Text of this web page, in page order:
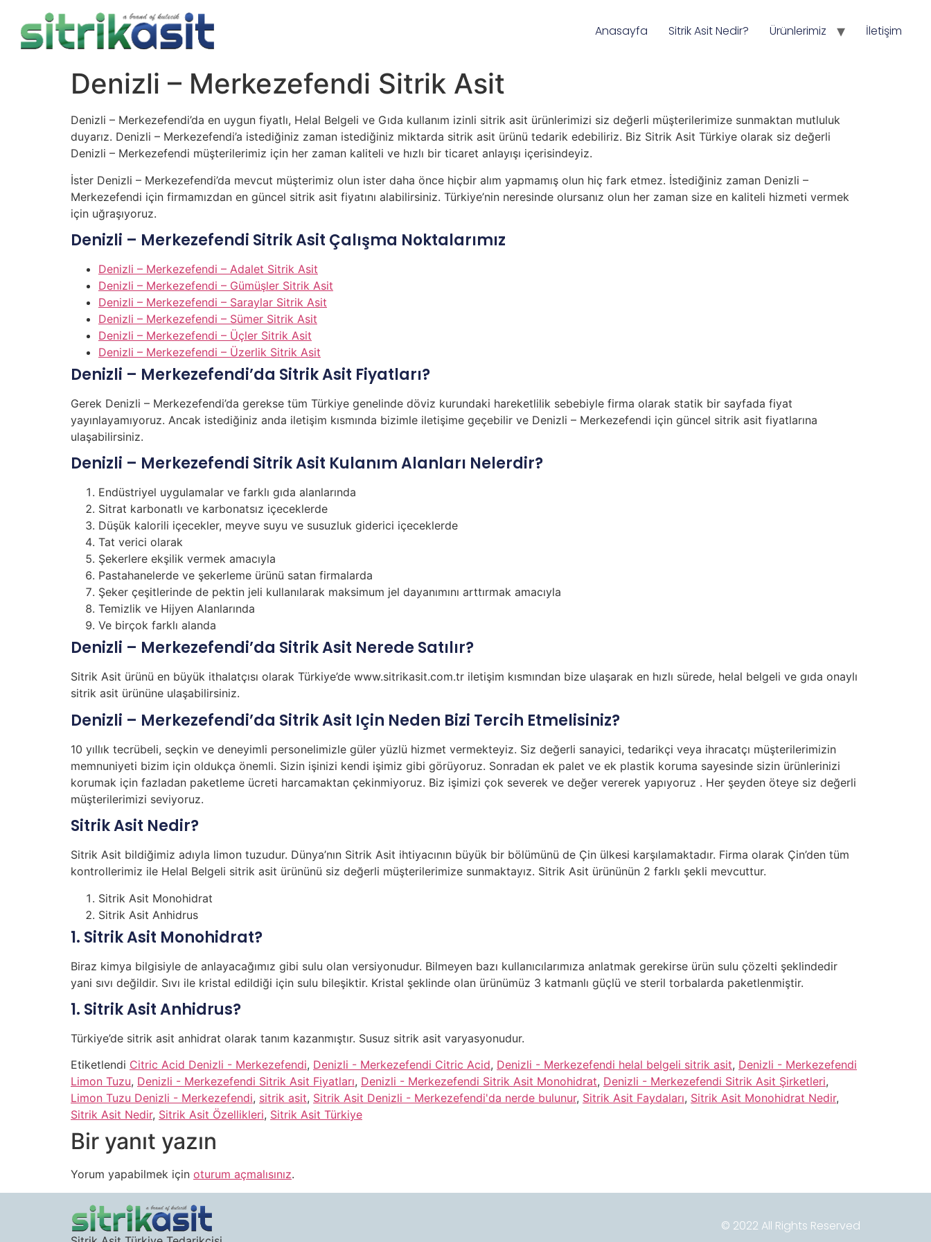
Anasayfa Sitrik Asit Nedir? Ürünlerimiz İletişim
Denizli – Merkezefendi Sitrik Asit
Denizli – Merkezefendi’da en uygun fiyatlı, Helal Belgeli ve Gıda kullanım izinli sitrik asit ürünlerimizi siz değerli müşterilerimize sunmaktan mutluluk
duyarız. Denizli – Merkezefendi’a istediğiniz zaman istediğiniz miktarda sitrik asit ürünü tedarik edebiliriz. Biz Sitrik Asit Türkiye olarak siz değerli
Denizli – Merkezefendi müşterilerimiz için her zaman kaliteli ve hızlı bir ticaret anlayışı içerisindeyiz.
İster Denizli – Merkezefendi’da mevcut müşterimiz olun ister daha önce hiçbir alım yapmamış olun hiç fark etmez. İstediğiniz zaman Denizli –
Merkezefendi için firmamızdan en güncel sitrik asit fiyatını alabilirsiniz. Türkiye’nin neresinde olursanız olun her zaman size en kaliteli hizmeti vermek
için uğraşıyoruz.
Denizli – Merkezefendi Sitrik Asit Çalışma Noktalarımız
Denizli – Merkezefendi – Adalet Sitrik Asit
Denizli – Merkezefendi – Gümüşler Sitrik Asit
Denizli – Merkezefendi – Saraylar Sitrik Asit
Denizli – Merkezefendi – Sümer Sitrik Asit
Denizli – Merkezefendi – Üçler Sitrik Asit
Denizli – Merkezefendi – Üzerlik Sitrik Asit
Denizli – Merkezefendi’da Sitrik Asit Fiyatları?
Gerek Denizli – Merkezefendi’da gerekse tüm Türkiye genelinde döviz kurundaki hareketlilik sebebiyle firma olarak statik bir sayfada fiyat
yayınlayamıyoruz. Ancak istediğiniz anda iletişim kısmında bizimle iletişime geçebilir ve Denizli – Merkezefendi için güncel sitrik asit fiyatlarına
ulaşabilirsiniz.
Denizli – Merkezefendi Sitrik Asit Kulanım Alanları Nelerdir?
Endüstriyel uygulamalar ve farklı gıda alanlarında
Sitrat karbonatlı ve karbonatsız içeceklerde
Düşük kalorili içecekler, meyve suyu ve susuzluk giderici içeceklerde
Tat verici olarak
Şekerlere ekşilik vermek amacıyla
Pastahanelerde ve şekerleme ürünü satan firmalarda
Şeker çeşitlerinde de pektin jeli kullanılarak maksimum jel dayanımını arttırmak amacıyla
Temizlik ve Hijyen Alanlarında
Ve birçok farklı alanda
Denizli – Merkezefendi’da Sitrik Asit Nerede Satılır?
Sitrik Asit ürünü en büyük ithalatçısı olarak Türkiye’de www.sitrikasit.com.tr iletişim kısmından bize ulaşarak en hızlı sürede, helal belgeli ve gıda onaylı
sitrik asit ürününe ulaşabilirsiniz.
Denizli – Merkezefendi’da Sitrik Asit Için Neden Bizi Tercih Etmelisiniz?
10 yıllık tecrübeli, seçkin ve deneyimli personelimizle güler yüzlü hizmet vermekteyiz. Siz değerli sanayici, tedarikçi veya ihracatçı müşterilerimizin
memnuniyeti bizim için oldukça önemli. Sizin işinizi kendi işimiz gibi görüyoruz. Sonradan ek palet ve ek plastik koruma sayesinde sizin ürünlerinizi
korumak için fazladan paketleme ücreti harcamaktan çekinmiyoruz. Biz işimizi çok severek ve değer vererek yapıyoruz . Her şeyden öteye siz değerli
müşterilerimizi seviyoruz.
Sitrik Asit Nedir?
Sitrik Asit bildiğimiz adıyla limon tuzudur. Dünya’nın Sitrik Asit ihtiyacının büyük bir bölümünü de Çin ülkesi karşılamaktadır. Firma olarak Çin’den tüm
kontrollerimiz ile Helal Belgeli sitrik asit ürününü siz değerli müşterilerimize sunmaktayız. Sitrik Asit ürününün 2 farklı şekli mevcuttur.
Sitrik Asit Monohidrat
Sitrik Asit Anhidrus
1. Sitrik Asit Monohidrat?
Biraz kimya bilgisiyle de anlayacağımız gibi sulu olan versiyonudur. Bilmeyen bazı kullanıcılarımıza anlatmak gerekirse ürün sulu çözelti şeklindedir
yani sıvı değildir. Sıvı ile kristal edildiği için sulu bileşiktir. Kristal şeklinde olan ürünümüz 3 katmanlı güçlü ve steril torbalarda paketlenmiştir.
1. Sitrik Asit Anhidrus?
Türkiye’de sitrik asit anhidrat olarak tanım kazanmıştır. Susuz sitrik asit varyasyonudur.
Etiketlendi Citric Acid Denizli - Merkezefendi, Denizli - Merkezefendi Citric Acid, Denizli - Merkezefendi helal belgeli sitrik asit, Denizli - Merkezefendi
Limon Tuzu, Denizli - Merkezefendi Sitrik Asit Fiyatları, Denizli - Merkezefendi Sitrik Asit Monohidrat, Denizli - Merkezefendi Sitrik Asit Şirketleri,
Limon Tuzu Denizli - Merkezefendi, sitrik asit, Sitrik Asit Denizli - Merkezefendi'da nerde bulunur, Sitrik Asit Faydaları, Sitrik Asit Monohidrat Nedir,
Sitrik Asit Nedir, Sitrik Asit Özellikleri, Sitrik Asit Türkiye
Bir yanıt yazın
Yorum yapabilmek için oturum açmalısınız.
© 2022 All Rights Reserved